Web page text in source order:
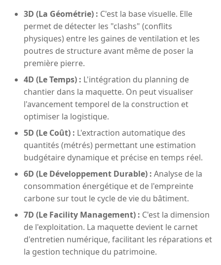
3D (La Géométrie) : C'est la base visuelle. Elle
permet de détecter les "clashs" (conflits
physiques) entre les gaines de ventilation et les
poutres de structure avant même de poser la
première pierre.
4D (Le Temps) : L'intégration du planning de
chantier dans la maquette. On peut visualiser
l'avancement temporel de la construction et
optimiser la logistique.
5D (Le Coût) : L'extraction automatique des
quantités (métrés) permettant une estimation
budgétaire dynamique et précise en temps réel.
6D (Le Développement Durable) : Analyse de la
consommation énergétique et de l'empreinte
carbone sur tout le cycle de vie du bâtiment.
7D (Le Facility Management) : C'est la dimension
de l'exploitation. La maquette devient le carnet
d'entretien numérique, facilitant les réparations et
la gestion technique du patrimoine.